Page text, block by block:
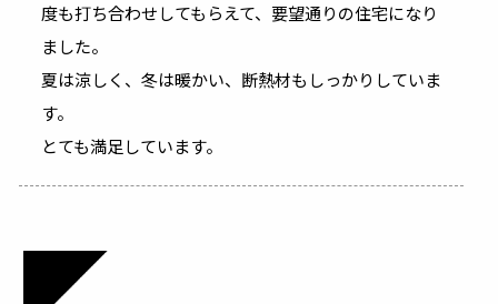
度も打ち合わせしてもらえて、要望通りの住宅になり
ました。
夏は涼しく、冬は暖かい、断熱材もしっかりしていま
す。
とても満足しています。